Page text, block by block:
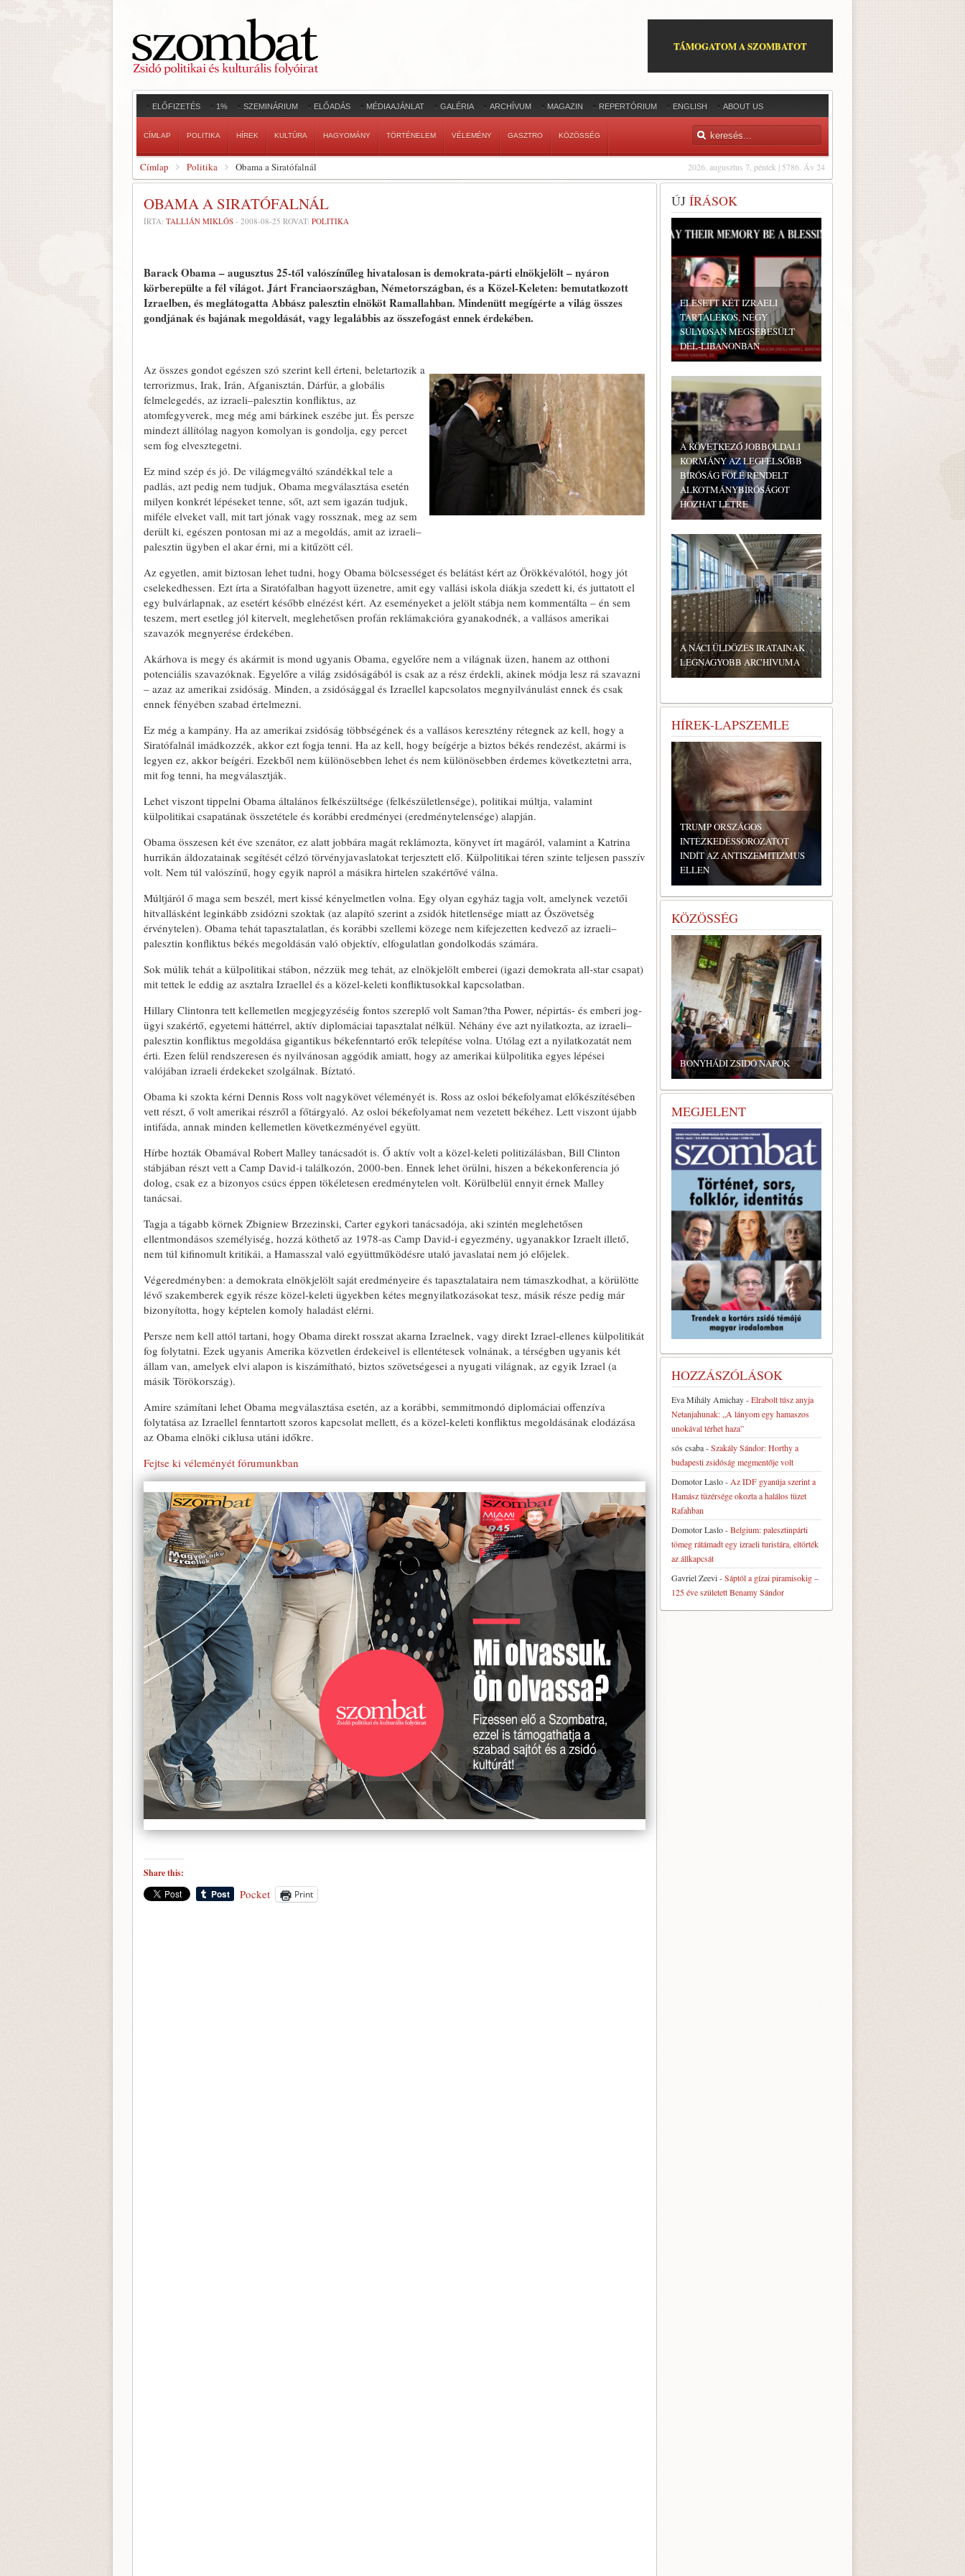
TÁMOGATOM A SZOMBATOT
ELŐFIZETÉS 1% SZEMINÁRIUM ELŐADÁS MÉDIAAJÁNLAT GALÉRIA ARCHÍVUM MAGAZIN REPERTÓRIUM ENGLISH ABOUT US
CÍMLAP POLITIKA HÍREK KULTÚRA HAGYOMÁNY TÖRTÉNELEM VÉLEMÉNY GASZTRO KÖZÖSSÉG
2026. augusztus 7, péntek | 5786. Áv 24
Címlap Politika Obama a Siratófalnál
OBAMA A SIRATÓFALNÁL
ÍRTA: TALLIÁN MIKLÓS - 2008-08-25 ROVAT: POLITIKA
Barack Obama – augusztus 25-től valószínűleg hivatalosan is demokrata-párti elnökjelölt – nyáron
körberepülte a fél világot. Járt Franciaországban, Németországban, és a Közel-Keleten: bemutatkozott
Izraelben, és meglátogatta Abbász palesztin elnököt Ramallahban. Mindenütt megígérte a világ összes
gondjának és bajának megoldását, vagy legalábbis az összefogást ennek érdekében.
Az összes gondot egészen szó szerint kell érteni, beletartozik a
terrorizmus, Irak, Irán, Afganisztán, Dárfúr, a globális
felmelegedés, az izraeli–palesztin konfliktus, az
atomfegyverek, meg még ami bárkinek eszébe jut. És persze
mindezt állítólag nagyon komolyan is gondolja, egy percet
sem fog elvesztegetni.
Ez mind szép és jó. De világmegváltó szándékkal tele a
padlás, azt pedig nem tudjuk, Obama megválasztása esetén
milyen konkrét lépéseket tenne, sőt, azt sem igazán tudjuk,
miféle elveket vall, mit tart jónak vagy rossznak, meg az sem
derült ki, egészen pontosan mi az a megoldás, amit az izraeli–
palesztin ügyben el akar érni, mi a kitűzött cél.
Az egyetlen, amit biztosan lehet tudni, hogy Obama bölcsességet és belátást kért az Örökkévalótól, hogy jót
cselekedhessen. Ezt írta a Siratófalban hagyott üzenetre, amit egy vallási iskola diákja szedett ki, és juttatott el
egy bulvárlapnak, az esetért később elnézést kért. Az eseményeket a jelölt stábja nem kommentálta – én sem
teszem, mert esetleg jól kitervelt, meglehetősen profán reklámakcióra gyanakodnék, a vallásos amerikai
szavazók megnyerése érdekében.
Akárhova is megy és akármit is mond ugyanis Obama, egyelőre nem a világnak üzen, hanem az otthoni
potenciális szavazóknak. Egyelőre a világ zsidóságából is csak az a rész érdekli, akinek módja lesz rá szavazni
– azaz az amerikai zsidóság. Minden, a zsidósággal és Izraellel kapcsolatos megnyilvánulást ennek és csak
ennek fényében szabad értelmezni.
Ez még a kampány. Ha az amerikai zsidóság többségének és a vallásos keresztény rétegnek az kell, hogy a
Siratófalnál imádkozzék, akkor ezt fogja tenni. Ha az kell, hogy beígérje a biztos békés rendezést, akármi is
legyen ez, akkor beígéri. Ezekből nem különösebben lehet és nem különösebben érdemes következtetni arra,
mit fog tenni, ha megválasztják.
Lehet viszont tippelni Obama általános felkészültsége (felkészületlensége), politikai múltja, valamint
külpolitikai csapatának összetétele és korábbi eredményei (eredménytelensége) alapján.
Obama összesen két éve szenátor, ez alatt jobbára magát reklámozta, könyvet írt magáról, valamint a Katrina
hurrikán áldozatainak segítését célzó törvényjavaslatokat terjesztett elő. Külpolitikai téren szinte teljesen passzív
volt. Nem túl valószínű, hogy egyik napról a másikra hirtelen szakértővé válna.
Múltjáról ő maga sem beszél, mert kissé kényelmetlen volna. Egy olyan egyház tagja volt, amelynek vezetői
hitvallásként leginkább zsidózni szoktak (az alapító szerint a zsidók hitetlensége miatt az Ószövetség
érvénytelen). Obama tehát tapasztalatlan, és korábbi szellemi közege nem kifejezetten kedvező az izraeli–
palesztin konfliktus békés megoldásán való objektív, elfogulatlan gondolkodás számára.
Sok múlik tehát a külpolitikai stábon, nézzük meg tehát, az elnökjelölt emberei (igazi demokrata all-star csapat)
mit tettek le eddig az asztalra Izraellel és a közel-keleti konfliktusokkal kapcsolatban.
Hillary Clintonra tett kellemetlen megjegyzéséig fontos szereplő volt Saman?tha Power, népirtás- és emberi jog-
ügyi szakértő, egyetemi háttérrel, aktív diplomáciai tapasztalat nélkül. Néhány éve azt nyilatkozta, az izraeli–
palesztin konfliktus megoldása gigantikus békefenntartó erők telepítése volna. Utólag ezt a nyilatkozatát nem
érti. Ezen felül rendszeresen és nyilvánosan aggódik amiatt, hogy az amerikai külpolitika egyes lépései
valójában izraeli érdekeket szolgálnak. Bíztató.
Obama ki szokta kérni Dennis Ross volt nagykövet véleményét is. Ross az osloi békefolyamat előkészítésében
vett részt, ő volt amerikai részről a főtárgyaló. Az osloi békefolyamat nem vezetett békéhez. Lett viszont újabb
intifáda, annak minden kellemetlen következményével együtt.
Hírbe hozták Obamával Robert Malley tanácsadót is. Ő aktív volt a közel-keleti politizálásban, Bill Clinton
stábjában részt vett a Camp David-i találkozón, 2000-ben. Ennek lehet örülni, hiszen a békekonferencia jó
dolog, csak ez a bizonyos csúcs éppen tökéletesen eredménytelen volt. Körülbelül ennyit érnek Malley
tanácsai.
Tagja a tágabb körnek Zbigniew Brzezinski, Carter egykori tanácsadója, aki szintén meglehetősen
ellentmondásos személyiség, hozzá köthető az 1978-as Camp David-i egyezmény, ugyanakkor Izraelt illető,
nem túl kifinomult kritikái, a Hamasszal való együttműködésre utaló javaslatai nem jó előjelek.
Végeredményben: a demokrata elnökjelölt saját eredményeire és tapasztalataira nem támaszkodhat, a körülötte
lévő szakemberek egyik része közel-keleti ügyekben kétes megnyilatkozásokat tesz, másik része pedig már
bizonyította, hogy képtelen komoly haladást elérni.
Persze nem kell attól tartani, hogy Obama direkt rosszat akarna Izraelnek, vagy direkt Izrael-ellenes külpolitikát
fog folytatni. Ezek ugyanis Amerika közvetlen érdekeivel is ellentétesek volnának, a térségben ugyanis két
állam van, amelyek elvi alapon is kiszámítható, biztos szövetségesei a nyugati világnak, az egyik Izrael (a
másik Törökország).
Amire számítani lehet Obama megválasztása esetén, az a korábbi, semmitmondó diplomáciai offenzíva
folytatása az Izraellel fenntartott szoros kapcsolat mellett, és a közel-keleti konfliktus megoldásának elodázása
az Obama elnöki ciklusa utáni időkre.
Fejtse ki véleményét fórumunkban
Share this:
Pocket Print
ÚJ ÍRÁSOK
ELESETT KÉT IZRAELI
TARTALÉKOS, NÉGY
SÚLYOSAN MEGSEBESÜLT
DÉL-LIBANONBAN
A KÖVETKEZŐ JOBBOLDALI
KORMÁNY AZ LEGFELSŐBB
BÍRÓSÁG FÖLÉ RENDELT
ALKOTMÁNYBÍRÓSÁGOT
HOZHAT LÉTRE
A NÁCI ÜLDÖZÉS IRATAINAK
LEGNAGYOBB ARCHÍVUMA
HÍREK-LAPSZEMLE
TRUMP ORSZÁGOS
INTÉZKEDÉSSOROZATOT
INDÍT AZ ANTISZEMITIZMUS
ELLEN
KÖZÖSSÉG
BONYHÁDI ZSIDÓ NAPOK
ZSIDÓ GASZTRONÓMIAI
TALÁLKOZÓ A BONYHÁDI
ZSINAGÓGÁBAN
MEGJELENT
HOZZÁSZÓLÁSOK
Eva Mihály Amichay-Elrabolt túsz anyja
Netanjahunak: „A lányom egy hamaszos
unokával térhet haza”
sós csaba-Szakály Sándor: Horthy a
budapesti zsidóság megmentője volt
Domotor Laslo- Az IDF gyanúja szerint a
Hamász tüzérsége okozta a halálos tüzet
Rafahban
Domotor Laslo-Belgium: palesztinpárti
tömeg rátámadt egy izraeli turistára, eltörték
az állkapcsát
Gavriel Zeevi-Sáptól a gízai piramisokig –
125 éve született Benamy Sándor